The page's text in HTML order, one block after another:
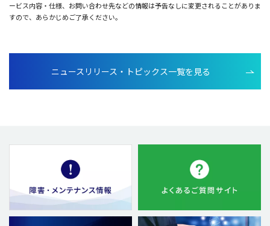
ービス内容・仕様、お問い合わせ先などの情報は予告なしに変更されることがありま
すので、あらかじめご了承ください。
ニュースリリース・トピックス一覧を見る